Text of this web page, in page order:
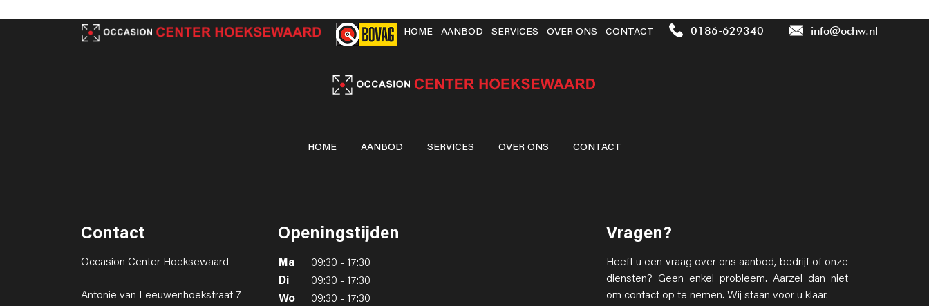
HOME AANBOD SERVICES OVER ONS CONTACT 0186-629340 info@ochw.nl
HOME AANBOD SERVICES OVER ONS CONTACT
Contact
Occasion Center Hoeksewaard
Antonie van Leeuwenhoekstraat 7
Openingstijden
Ma
09:30 - 17:30
Di
09:30 - 17:30
Wo
09:30 - 17:30
Vragen?
Heeft u een vraag over ons aanbod, bedrijf of onze
diensten? Geen enkel probleem. Aarzel dan niet
om contact op te nemen. Wij staan voor u klaar.